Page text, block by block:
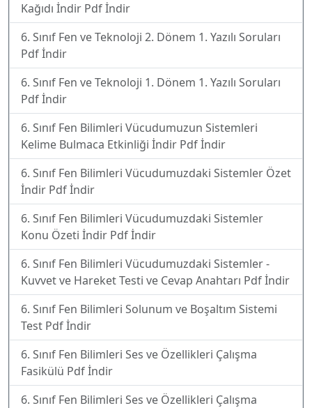
Kağıdı İndir Pdf İndir
6. Sınıf Fen ve Teknoloji 2. Dönem 1. Yazılı Soruları
Pdf İndir
6. Sınıf Fen ve Teknoloji 1. Dönem 1. Yazılı Soruları
Pdf İndir
6. Sınıf Fen Bilimleri Vücudumuzun Sistemleri
Kelime Bulmaca Etkinliği İndir Pdf İndir
6. Sınıf Fen Bilimleri Vücudumuzdaki Sistemler Özet
İndir Pdf İndir
6. Sınıf Fen Bilimleri Vücudumuzdaki Sistemler
Konu Özeti İndir Pdf İndir
6. Sınıf Fen Bilimleri Vücudumuzdaki Sistemler -
Kuvvet ve Hareket Testi ve Cevap Anahtarı Pdf İndir
6. Sınıf Fen Bilimleri Solunum ve Boşaltım Sistemi
Test Pdf İndir
6. Sınıf Fen Bilimleri Ses ve Özellikleri Çalışma
Fasikülü Pdf İndir
6. Sınıf Fen Bilimleri Ses ve Özellikleri Çalışma